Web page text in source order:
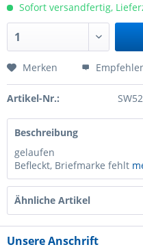
Sofort versandfertig,
Merken
Artikel-Nr.:
Beschreibung
gelaufen
Befleckt, Briefmarke fehlt
Ähnliche Artikel
Unsere Anschrift